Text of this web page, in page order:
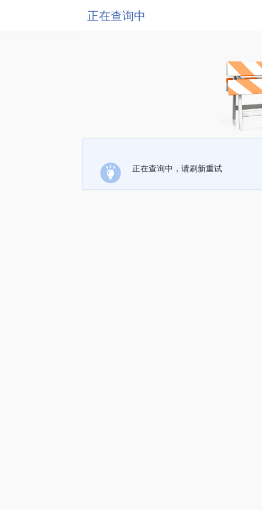
正在查询中
正在查询中，请刷新重试